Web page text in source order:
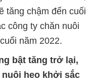
tăng chậm đến cuối
công ty chăn nuôi
năm 2022.
bật tăng trở lại,
heo khởi sắc